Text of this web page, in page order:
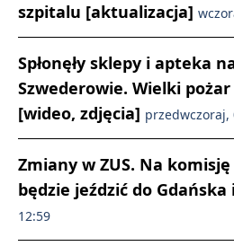
szpitalu [aktualizacja]
Spłonęły sklepy i apteka
Szwederowie. Wielki
[wideo, zdjęcia] przedwczoraj,
Zmiany w ZUS. Na
będzie jeździć do Gdańska
12:59